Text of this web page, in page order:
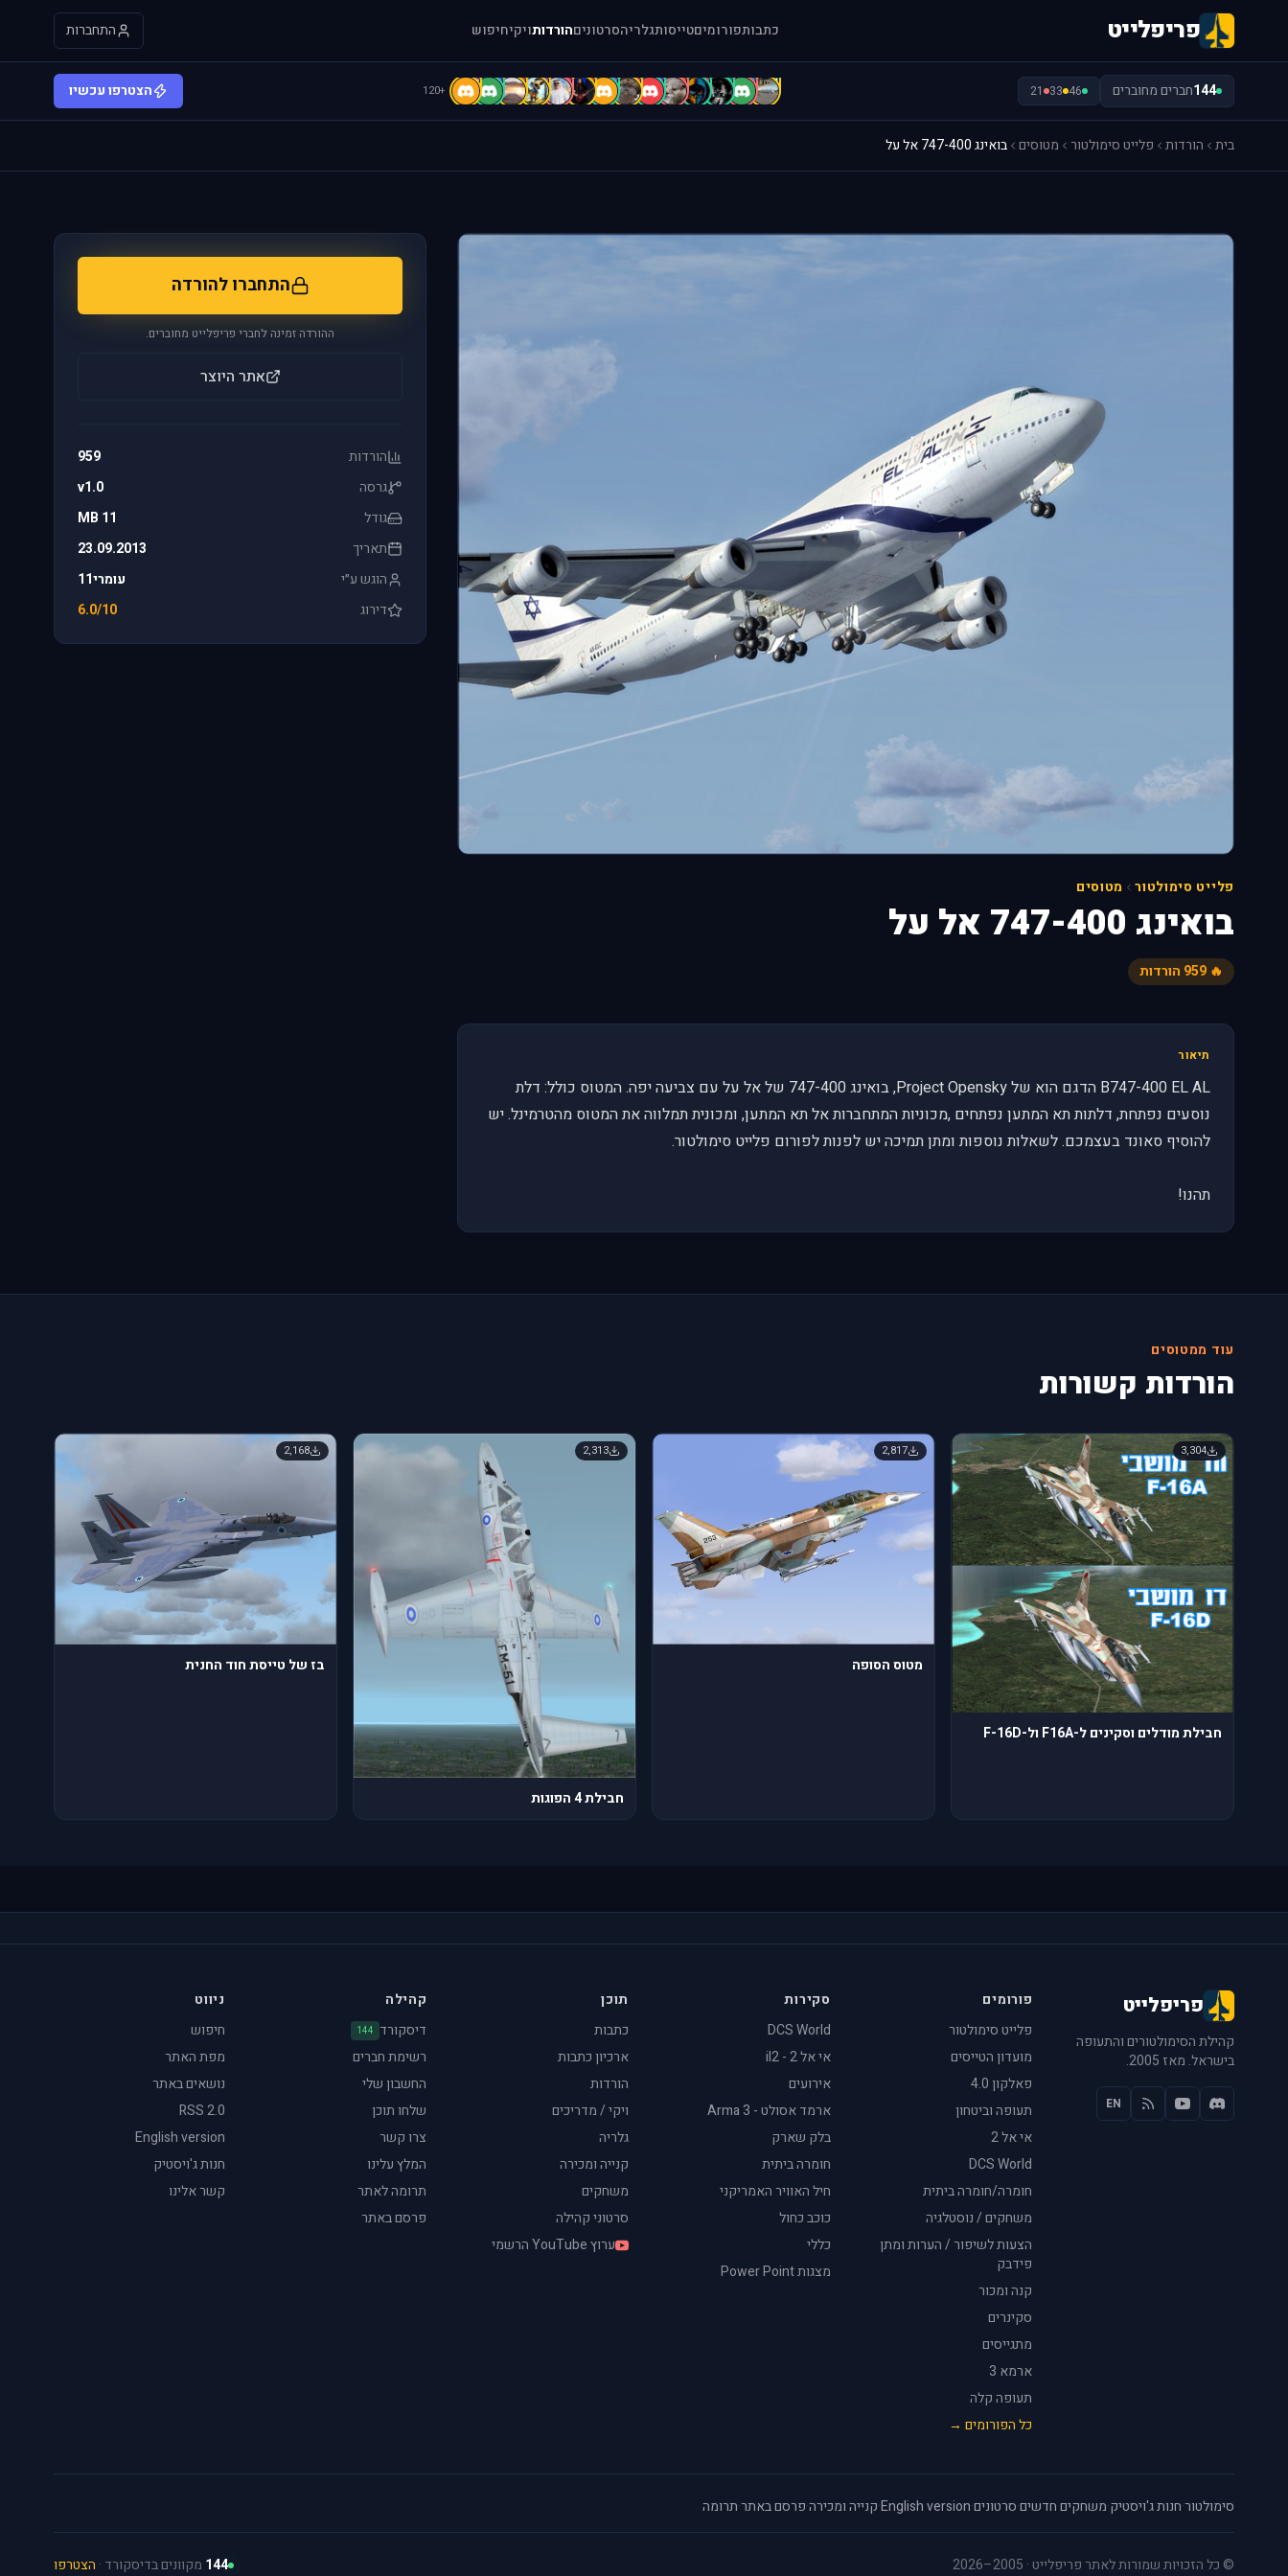
פריפלייט כתבותפורומיםטייסותגלריהסרטוניםהורדותויקיחיפוש התחברות
144חברים מחוברים 46
33
21
[
a
A
A
A
b
B
B
b
c
C
D
D
E
+120 הצטרפו עכשיו
בית הורדות פלייט סימולטור מטוסים בואינג 747-400 אל על
פלייט סימולטור מטוסים
בואינג 747-400 אל על
🔥 959 הורדות
תיאור
B747-400 EL AL הדגם הוא של Project Opensky, בואינג 747-400 של אל על עם צביעה יפה. המטוס כולל: דלת
נוסעים נפתחת, דלתות תא המתען נפתחים ,מכוניות המתחברות אל תא המתען, ומכונית תמלווה את המטוס מהטרמינל. יש
להוסיף סאונד בעצמכם. לשאלות נוספות ומתן תמיכה יש לפנות לפורום פלייט סימולטור.
תהנו!
התחברו להורדה
ההורדה זמינה לחברי פריפלייט מחוברים.
אתר היוצר
הורדות
959
גרסה
v1.0
גודל
11 MB
תאריך
23.09.2013
הוגש ע״י
עומרי11
דירוג
6.0/10
עוד ממטוסים
הורדות קשורות
3,304
חבילת מודלים וסקינים ל-F16A ול-F-16D
2,817
מטוס הסופה
2,313
חבילת 4 הפוגות
2,168
בז של טייסת חוד החנית
פריפלייט
קהילת הסימולטורים והתעופה
בישראל. מאז 2005.
EN
פורומים
פלייט סימולטור
מועדון הטייסים
פאלקון 4.0
תעופה וביטחון
אי אל 2
DCS World
חומרה/חומרה ביתית
משחקים / נוסטלגיה
הצעות לשיפור / הערות ומתן
פידבק
קנה ומכור
סקינרים
מתגייסים
ארמא 3
תעופה קלה
כל הפורומים →
סקירות
DCS World
אי אל 2 - il2
אירועים
ארמד אסולט - Arma 3
בלק שארק
חומרה ביתית
חיל האוויר האמריקני
כוכב כחול
כללי
מצגות Power Point
תוכן
כתבות
ארכיון כתבות
הורדות
ויקי / מדריכים
גלריה
קנייה ומכירה
משחקים
סרטוני קהילה
ערוץ YouTube הרשמי
קהילה
דיסקורד 144
רשימת חברים
החשבון שלי
שלחו תוכן
צרו קשר
המלץ עלינו
תרומה לאתר
פרסם באתר
ניווט
חיפוש
מפת האתר
נושאים באתר
RSS 2.0
English version
חנות ג'ויסטיק
קשר אלינו
סימולטור·חנות ג'ויסטיק·משחקים חדשים·סרטונים·
English version
·קנייה ומכירה·פרסם באתר·תרומה
© כל הזכויות שמורות לאתר פריפלייט · 2005–2026 144 מקוונים בדיסקורד · הצטרפו